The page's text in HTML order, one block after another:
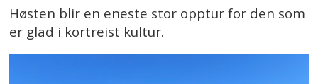
Høsten blir en eneste stor opptur for den som
er glad i kortreist kultur.